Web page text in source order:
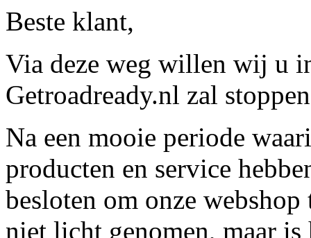
Beste klant,
Via deze weg willen wij u
Getroadready.nl zal
Na een mooie periode
producten en service
besloten om onze
niet licht genomen, maar